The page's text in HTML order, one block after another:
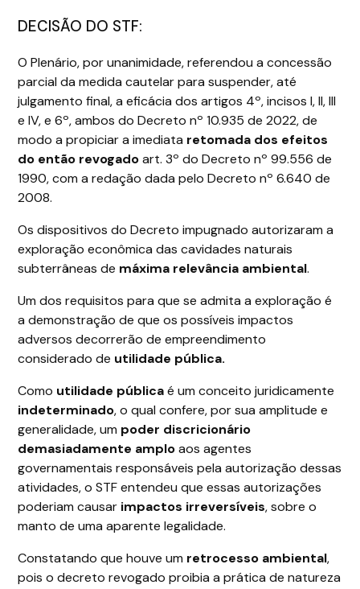
DECISÃO DO STF:
O Plenário, por unanimidade, referendou a concessão
parcial da medida cautelar para suspender, até
julgamento final, a eficácia dos artigos 4º, incisos I, II, III
e IV, e 6º, ambos do Decreto nº 10.935 de 2022, de
modo a propiciar a imediata retomada dos efeitos
do então revogadoart. 3º do Decreto nº 99.556 de
1990, com a redação dada pelo Decreto nº 6.640 de
2008.
Os dispositivos do Decreto impugnado autorizaram a
exploração econômica das cavidades naturais
subterrâneas de máxima relevância ambiental.
Um dos requisitos para que se admita a exploração é
a demonstração de que os possíveis impactos
adversos decorrerão de empreendimento
considerado de utilidade pública.
Como utilidade públicaé um conceito juridicamente
indeterminado, o qual confere, por sua amplitude e
generalidade, um poder discricionário
demasiadamente amploaos agentes
governamentais responsáveis pela autorização dessas
atividades, o STF entendeu que essas autorizações
poderiam causar impactos irreversíveis, sobre o
manto de uma aparente legalidade.
Constatando que houve um retrocesso ambiental,
pois o decreto revogado proibia a prática de natureza